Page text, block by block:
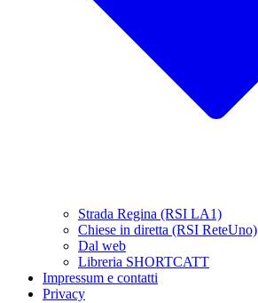
Strada Regina (RSI LA1)
Chiese in diretta (RSI ReteUno)
Dal web
Libreria SHORTCATT
Impressum e contatti
Privacy